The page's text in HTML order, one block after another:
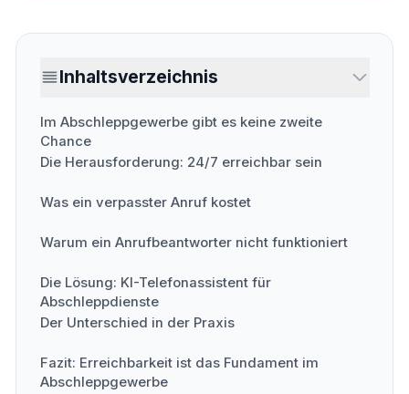
Inhaltsverzeichnis
Im Abschleppgewerbe gibt es keine zweite
Chance
Die Herausforderung: 24/7 erreichbar sein
Was ein verpasster Anruf kostet
Warum ein Anrufbeantworter nicht funktioniert
Die Lösung: KI-Telefonassistent für
Abschleppdienste
Der Unterschied in der Praxis
Fazit: Erreichbarkeit ist das Fundament im
Abschleppgewerbe